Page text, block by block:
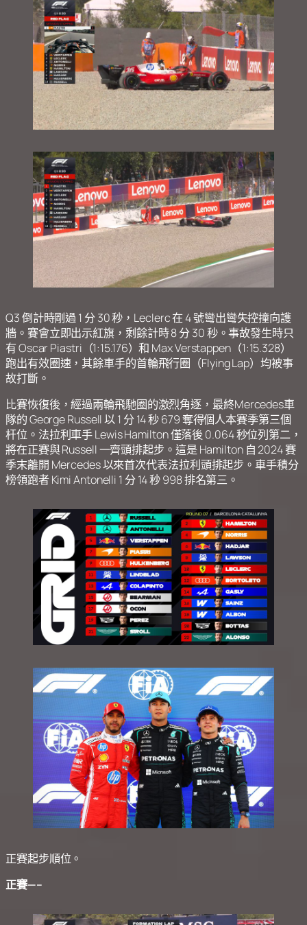
Q3 倒計時剛過 1 分 30 秒，Leclerc 在 4 號彎出彎失控撞向護
牆。賽會立即出示紅旗，剩餘計時 8 分 30 秒。事故發生時只
有 Oscar Piastri（1:15.176）和 Max Verstappen（1:15.328）
跑出有效圈速，其餘車手的首輪飛行圈（Flying Lap）均被事
故打斷。
比賽恢復後，經過兩輪飛馳圈的激烈角逐，最終Mercedes車
隊的 George Russell 以 1 分 14 秒 679 奪得個人本賽季第三個
杆位。法拉利車手 Lewis Hamilton 僅落後 0.064 秒位列第二，
將在正賽與 Russell 一齊頭排起步。這是 Hamilton 自 2024 賽
季末離開 Mercedes 以來首次代表法拉利頭排起步。車手積分
榜領跑者 Kimi Antonelli 1 分 14 秒 998 排名第三。
正賽起步順位。
正賽—–